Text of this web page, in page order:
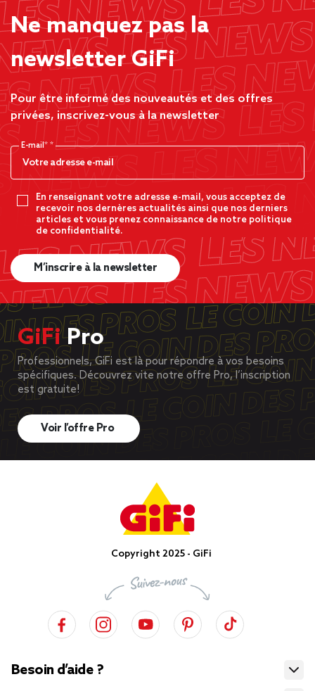
Ne manquez pas la
newsletter GiFi
Pour être informé des nouveautés et des offres
privées, inscrivez-vous à la newsletter
E-mail*
En renseignant votre adresse e-mail, vous acceptez de
recevoir nos dernères actualités ainsi que nos derniers
articles et vous prenez connaissance de notre politique
de confidentialité.
M’inscrire à la newsletter
GiFiPro
Professionnels, GiFi est là pour répondre à vos besoins
spécifiques. Découvrez vite notre offre Pro, l’inscription
est gratuite!
Voir l’offre Pro
Copyright 2025 - GiFi
Besoin d’aide ?